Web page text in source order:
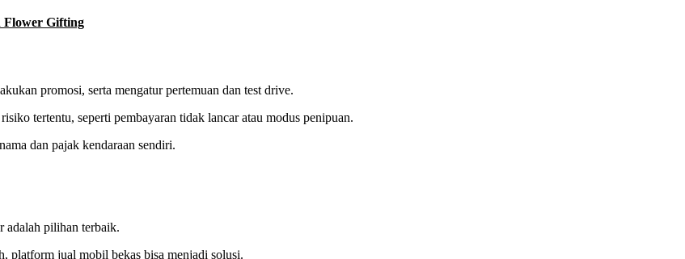
Flower Gifting
promosi, serta mengatur pertemuan dan test drive.
tertentu, seperti pembayaran tidak lancar atau modus penipuan.
dan pajak kendaraan sendiri.
adalah pilihan terbaik.
platform jual mobil bekas bisa menjadi solusi.